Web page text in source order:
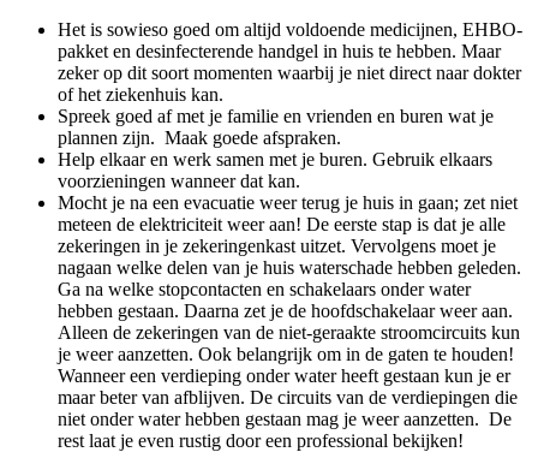
Het is sowieso goed om altijd voldoende medicijnen, EHBO-
pakket en desinfecterende handgel in huis te hebben. Maar
zeker op dit soort momenten waarbij je niet direct naar dokter
of het ziekenhuis kan.
Spreek goed af met je familie en vrienden en buren wat je
plannen zijn. Maak goede afspraken.
Help elkaar en werk samen met je buren. Gebruik elkaars
voorzieningen wanneer dat kan.
Mocht je na een evacuatie weer terug je huis in gaan; zet niet
meteen de elektriciteit weer aan! De eerste stap is dat je alle
zekeringen in je zekeringenkast uitzet. Vervolgens moet je
nagaan welke delen van je huis waterschade hebben geleden.
Ga na welke stopcontacten en schakelaars onder water
hebben gestaan. Daarna zet je de hoofdschakelaar weer aan.
Alleen de zekeringen van de niet-geraakte stroomcircuits kun
je weer aanzetten. Ook belangrijk om in de gaten te houden!
Wanneer een verdieping onder water heeft gestaan kun je er
maar beter van afblijven. De circuits van de verdiepingen die
niet onder water hebben gestaan mag je weer aanzetten. De
rest laat je even rustig door een professional bekijken!